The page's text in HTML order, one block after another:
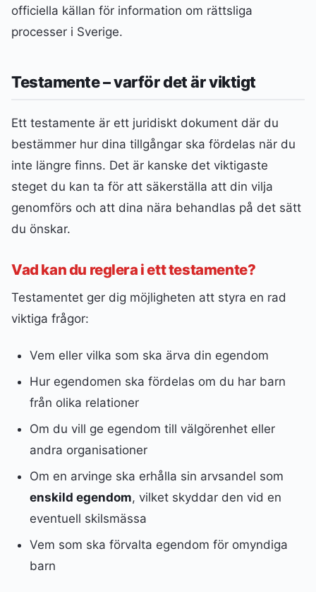
officiella källan för information om rättsliga
processer i Sverige.
Testamente – varför det är viktigt
Ett testamente är ett juridiskt dokument där du
bestämmer hur dina tillgångar ska fördelas när du
inte längre finns. Det är kanske det viktigaste
steget du kan ta för att säkerställa att din vilja
genomförs och att dina nära behandlas på det sätt
du önskar.
Vad kan du reglera i ett testamente?
Testamentet ger dig möjligheten att styra en rad
viktiga frågor:
Vem eller vilka som ska ärva din egendom
Hur egendomen ska fördelas om du har barn
från olika relationer
Om du vill ge egendom till välgörenhet eller
andra organisationer
Om en arvinge ska erhålla sin arvsandel som
enskild egendom, vilket skyddar den vid en
eventuell skilsmässa
Vem som ska förvalta egendom för omyndiga
barn